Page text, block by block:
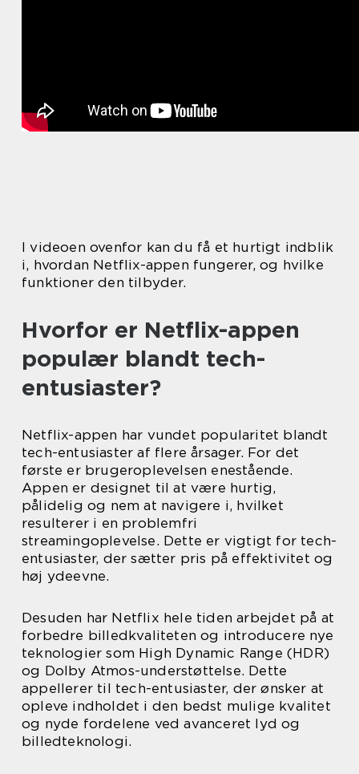
I videoen ovenfor kan du få et hurtigt indblik
i, hvordan Netflix-appen fungerer, og hvilke
funktioner den tilbyder.
Hvorfor er Netflix-appen
populær blandt tech-
entusiaster?
Netflix-appen har vundet popularitet blandt
tech-entusiaster af flere årsager. For det
første er brugeroplevelsen enestående.
Appen er designet til at være hurtig,
pålidelig og nem at navigere i, hvilket
resulterer i en problemfri
streamingoplevelse. Dette er vigtigt for tech-
entusiaster, der sætter pris på effektivitet og
høj ydeevne.
Desuden har Netflix hele tiden arbejdet på at
forbedre billedkvaliteten og introducere nye
teknologier som High Dynamic Range (HDR)
og Dolby Atmos-understøttelse. Dette
appellerer til tech-entusiaster, der ønsker at
opleve indholdet i den bedst mulige kvalitet
og nyde fordelene ved avanceret lyd og
billedteknologi.